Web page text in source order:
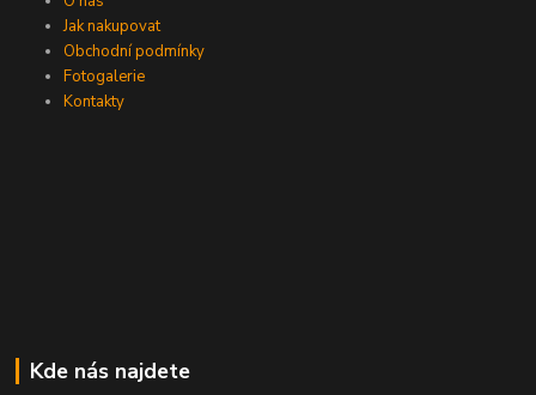
Jak nakupovat
Obchodní podmínky
Fotogalerie
Kontakty
Kde nás najdete